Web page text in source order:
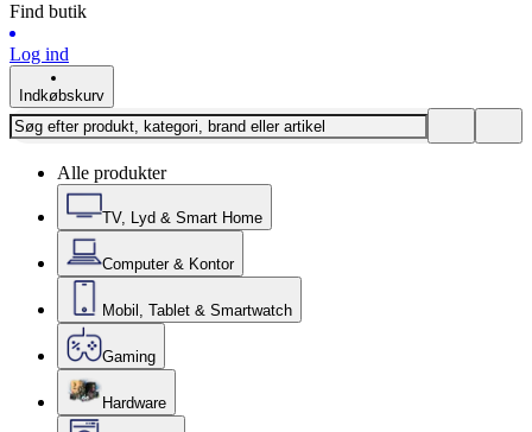
Find butik
Log ind
Indkøbskurv
Alle produkter
TV, Lyd & Smart Home
Computer & Kontor
Mobil, Tablet & Smartwatch
Gaming
Hardware